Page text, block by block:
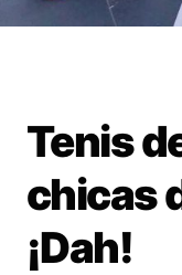
Tenis
chicas
¡Dah!